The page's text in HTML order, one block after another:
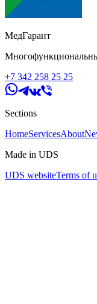
МедГарант
+7 342 258 25 25
Sections
HomeServicesAbout
Made in UDS
UDS websiteTerms of